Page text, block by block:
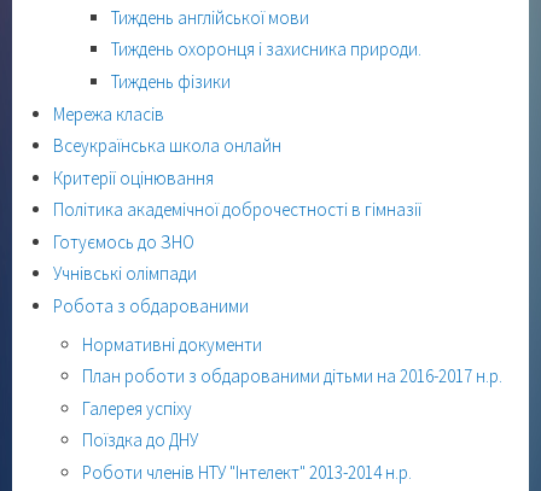
Тиждень англійської мови
Тиждень охоронця і захисника природи.
Тиждень фізики
Мережа класів
Всеукраїнська школа онлайн
Критерії оцінювання
Політика академічної доброчестності в гімназії
Готуємось до ЗНО
Учнівські олімпади
Робота з обдарованими
Нормативні документи
План роботи з обдарованими дітьми на 2016-2017 н.р.
Галерея успіху
Поїздка до ДНУ
Роботи членів НТУ "Інтелект" 2013-2014 н.р.